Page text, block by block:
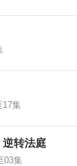
17集
逆转法庭
03集